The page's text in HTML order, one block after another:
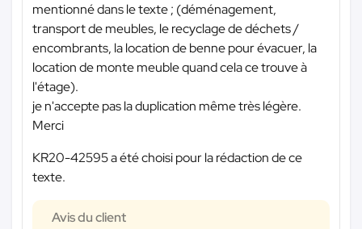
mentionné dans le texte ; (déménagement,
transport de meubles, le recyclage de déchets /
encombrants, la location de benne pour évacuer, la
location de monte meuble quand cela ce trouve à
l'étage).
je n'accepte pas la duplication même très légère.
Merci
KR20-42595 a été choisi pour la rédaction de ce
texte.
Avis du client